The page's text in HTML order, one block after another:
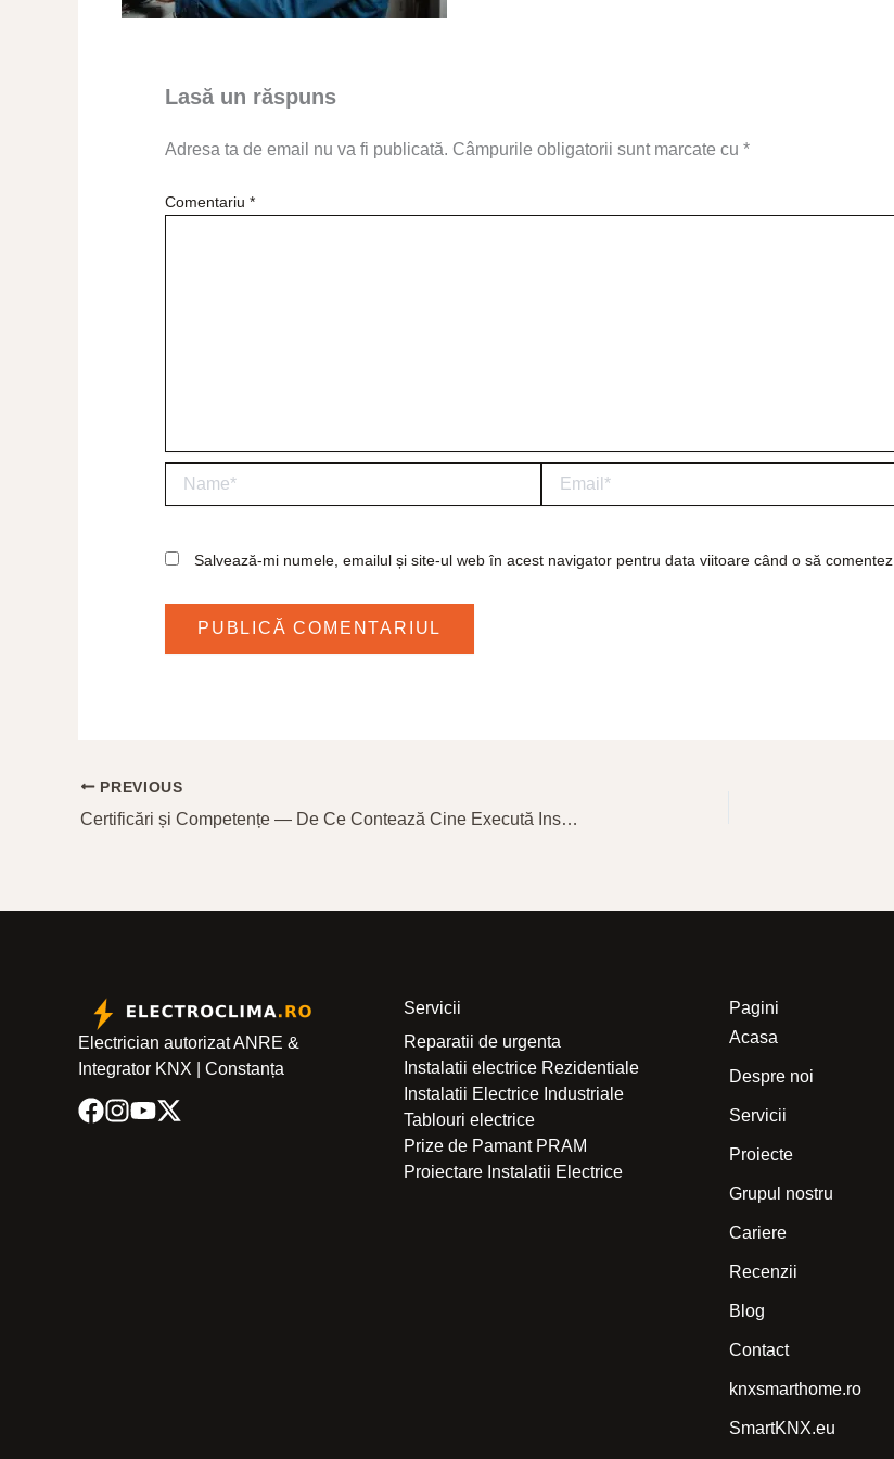
Lasă un răspuns
Adresa ta de email nu va fi publicată. Câmpurile obligatorii sunt marcate cu *
Comentariu *
Salvează-mi numele, emailul și site-ul web în acest navigator pentru data viitoare când o să comentez.
PREVIOUS
Certificări și Competențe — De Ce Contează Cine Execută Instalația Ta Electrică
Electrician autorizat ANRE &
Integrator KNX | Constanța
Servicii
Reparatii de urgenta
Instalatii electrice Rezidentiale
Instalatii Electrice Industriale
Tablouri electrice
Prize de Pamant PRAM
Proiectare Instalatii Electrice
Pagini
Acasa
Despre noi
Servicii
Proiecte
Grupul nostru
Cariere
Recenzii
Blog
Contact
knxsmarthome.ro
SmartKNX.eu